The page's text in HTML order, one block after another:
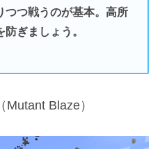
つつ戦うのが基本。高所
ぎましょう。
Blaze）